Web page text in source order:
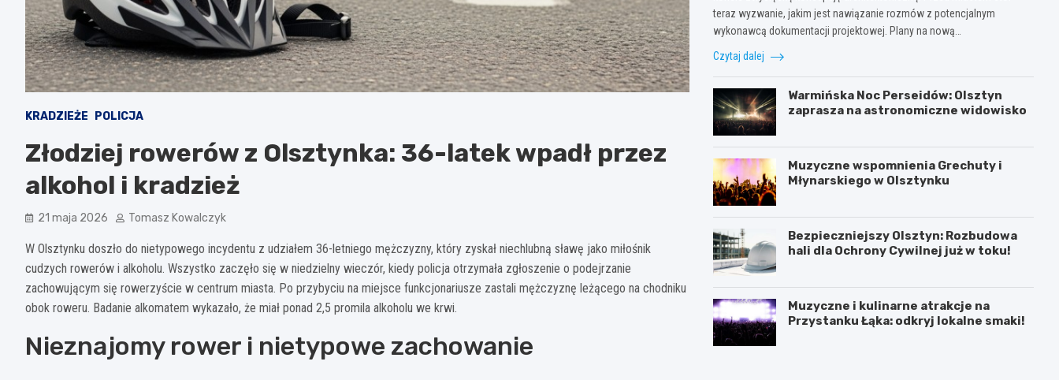
KRADZIEŻE POLICJA
Złodziej rowerów z Olsztynka: 36-latek wpadł przez
alkohol i kradzież
21 maja 2026 Tomasz Kowalczyk
W Olsztynku doszło do nietypowego incydentu z udziałem 36-letniego mężczyzny, który zyskał niechlubną sławę jako miłośnik
cudzych rowerów i alkoholu. Wszystko zaczęło się w niedzielny wieczór, kiedy policja otrzymała zgłoszenie o podejrzanie
zachowującym się rowerzyście w centrum miasta. Po przybyciu na miejsce funkcjonariusze zastali mężczyznę leżącego na chodniku
obok roweru. Badanie alkomatem wykazało, że miał ponad 2,5 promila alkoholu we krwi.
Nieznajomy rower i nietypowe zachowanie
teraz wyzwanie, jakim jest nawiązanie rozmów z potencjalnym
wykonawcą dokumentacji projektowej. Plany na nową…
Czytaj dalej
Warmińska Noc Perseidów: Olsztyn
zaprasza na astronomiczne widowisko
Muzyczne wspomnienia Grechuty i
Młynarskiego w Olsztynku
Bezpieczniejszy Olsztyn: Rozbudowa
hali dla Ochrony Cywilnej już w toku!
Muzyczne i kulinarne atrakcje na
Przystanku Łąka: odkryj lokalne smaki!